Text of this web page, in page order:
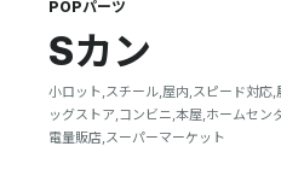
POPパーツ
Sカン
小ロット,スチール,屋内,スピード対応
ッグストア,コンビニ,本屋,ホームセン
電量販店,スーパーマーケット